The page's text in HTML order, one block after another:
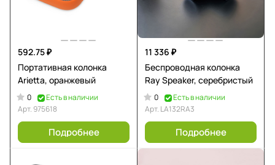
592.75 ₽
Портативная колонка
Arietta, оранжевый
0
Есть в наличии
Арт. 975618
Подробнее
11 336 ₽
Беспроводная колонка
Ray Speaker, серебристый
0
Есть в наличии
Арт. LA132RA3
Подробнее